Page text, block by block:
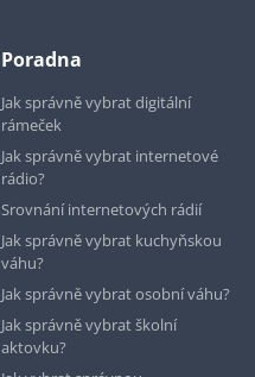
Poradna
Jak správně vybrat digitální
rámeček
Jak správně vybrat internetové
rádio?
Srovnání internetových rádií
Jak správně vybrat kuchyňskou
váhu?
Jak správně vybrat osobní váhu?
Jak správně vybrat školní
aktovku?